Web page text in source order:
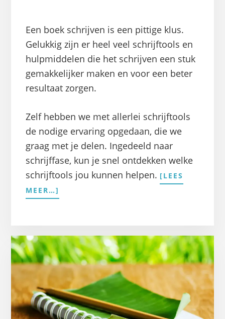
Een boek schrijven is een pittige klus.
Gelukkig zijn er heel veel schrijftools en
hulpmiddelen die het schrijven een stuk
gemakkelijker maken en voor een beter
resultaat zorgen.
Zelf hebben we met allerlei schrijftools
de nodige ervaring opgedaan, die we
graag met je delen. Ingedeeld naar
schrijffase, kun je snel ontdekken welke
schrijftools jou kunnen helpen. [LEES
MEER…]
SCHRIJFTOOLS
JE
BOEK!